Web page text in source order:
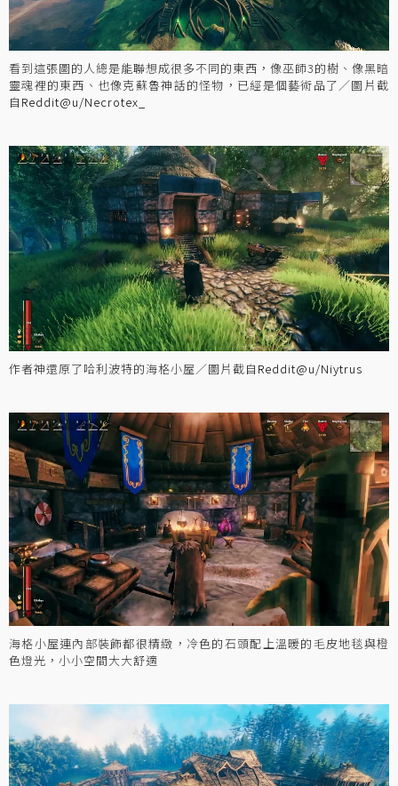
看到這張圖的人總是能聯想成很多不同的東西，像巫師3的樹、像黑暗
靈魂裡的東西、也像克蘇魯神話的怪物，已經是個藝術品了／圖片截
自 Reddit@u/Necrotex_
作者神還原了哈利波特的海格小屋／圖片截自 Reddit@u/Niytrus
海格小屋連內部裝飾都很精緻，冷色的石頭配上溫暖的毛皮地毯與橙
色燈光，小小空間大大舒適